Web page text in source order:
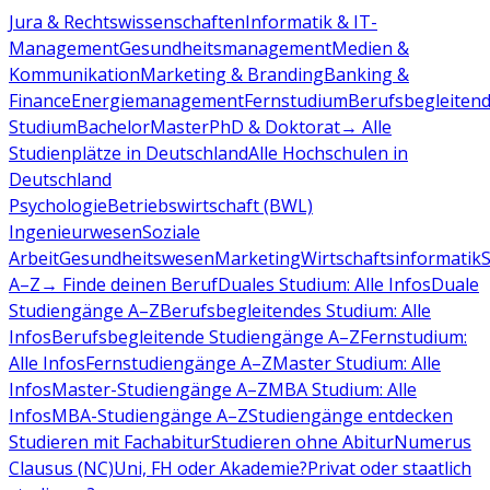
Jura & RechtswissenschaftenInformatik & IT-
ManagementGesundheitsmanagementMedien &
KommunikationMarketing & BrandingBanking &
FinanceEnergiemanagementFernstudiumBerufsbegleitend
StudiumBachelorMasterPhD & Doktorat→ Alle
Studienplätze in DeutschlandAlle Hochschulen in
Deutschland
PsychologieBetriebswirtschaft (BWL)
IngenieurwesenSoziale
ArbeitGesundheitswesenMarketingWirtschaftsinformatik
A–Z→ Finde deinen BerufDuales Studium: Alle InfosDuale
Studiengänge A–ZBerufsbegleitendes Studium: Alle
InfosBerufsbegleitende Studiengänge A–ZFernstudium:
Alle InfosFernstudiengänge A–ZMaster Studium: Alle
InfosMaster-Studiengänge A–ZMBA Studium: Alle
InfosMBA-Studiengänge A–ZStudiengänge entdecken
Studieren mit FachabiturStudieren ohne AbiturNumerus
Clausus (NC)Uni, FH oder Akademie?Privat oder staatlich